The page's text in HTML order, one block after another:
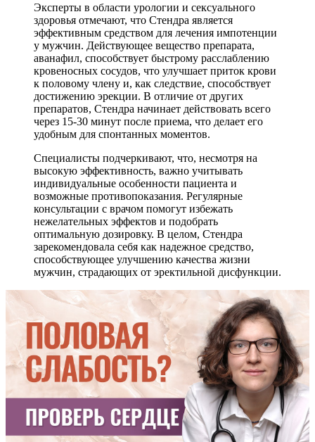
Эксперты в области урологии и сексуального
здоровья отмечают, что Стендра является
эффективным средством для лечения импотенции
у мужчин. Действующее вещество препарата,
аванафил, способствует быстрому расслаблению
кровеносных сосудов, что улучшает приток крови
к половому члену и, как следствие, способствует
достижению эрекции. В отличие от других
препаратов, Стендра начинает действовать всего
через 15-30 минут после приема, что делает его
удобным для спонтанных моментов.
Специалисты подчеркивают, что, несмотря на
высокую эффективность, важно учитывать
индивидуальные особенности пациента и
возможные противопоказания. Регулярные
консультации с врачом помогут избежать
нежелательных эффектов и подобрать
оптимальную дозировку. В целом, Стендра
зарекомендовала себя как надежное средство,
способствующее улучшению качества жизни
мужчин, страдающих от эректильной дисфункции.